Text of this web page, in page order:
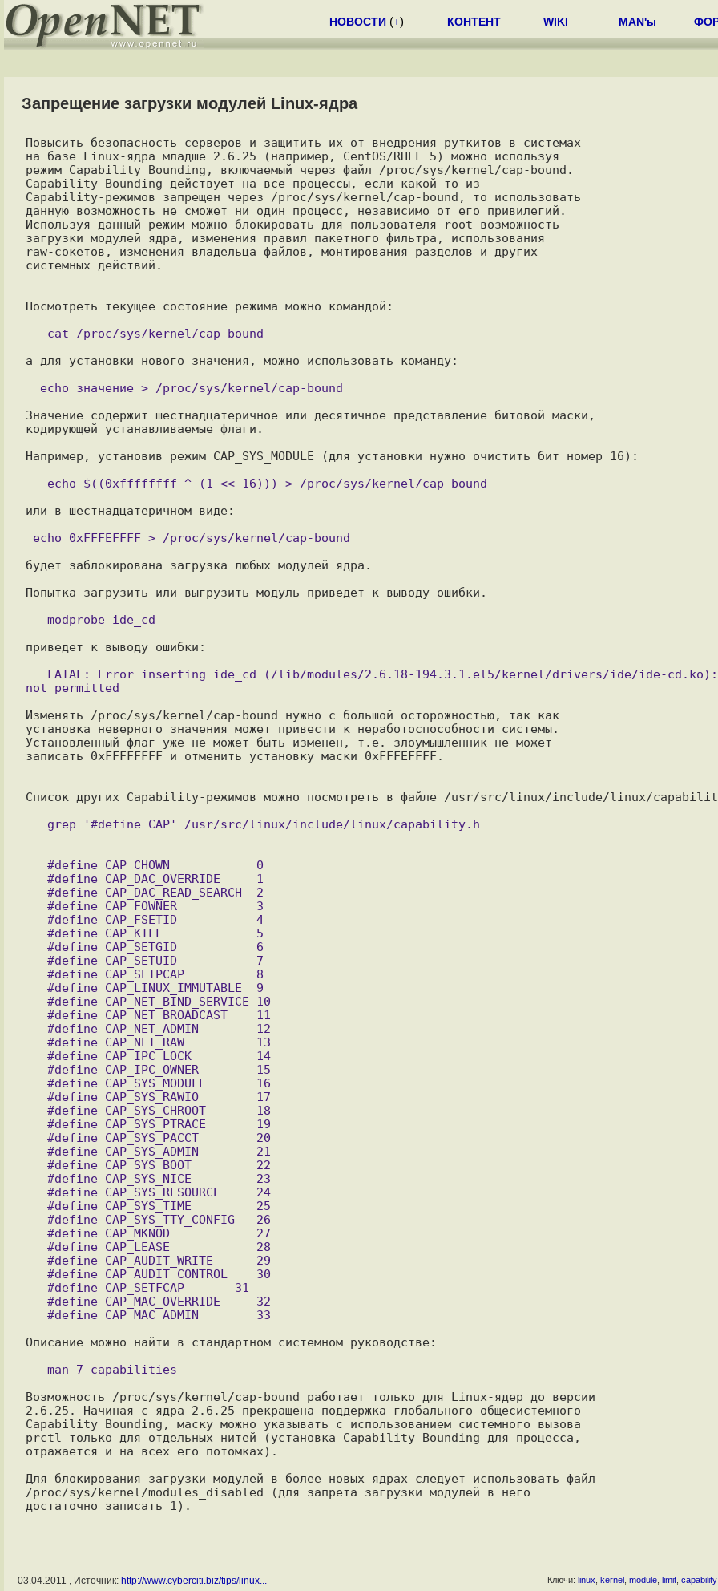
НОВОСТИ (+) КОНТЕНТ WIKI MAN'ы
Запрещение загрузки модулей Linux-ядра
Повысить безопасность серверов и защитить их от внедрения руткитов в системах
на базе Linux-ядра младше 2.6.25 (например, CentOS/RHEL 5) можно используя
режим Capability Bounding, включаемый через файл /proc/sys/kernel/cap-bound.
Capability Bounding действует на все процессы, если какой-то из
Capability-режимов запрещен через /proc/sys/kernel/cap-bound, то использовать
данную возможность не сможет ни один процесс, независимо от его привилегий.
Используя данный режим можно блокировать для пользователя root возможность
загрузки модулей ядра, изменения правил пакетного фильтра, использования
raw-сокетов, изменения владельца файлов, монтирования разделов и других
системных действий.
Посмотреть текущее состояние режима можно командой:
а для установки нового значения, можно использовать команду:
Значение содержит шестнадцатеричное или десятичное представление битовой маски,
кодирующей устанавливаемые флаги.
Например, установив режим CAP_SYS_MODULE (для установки нужно очистить бит номер 16):
или в шестнадцатеричном виде:
будет заблокирована загрузка любых модулей ядра.
Попытка загрузить или выгрузить модуль приведет к выводу ошибки.
приведет к выводу ошибки:
Изменять /proc/sys/kernel/cap-bound нужно с большой осторожностью, так как
установка неверного значения может привести к неработоспособности системы.
Установленный флаг уже не может быть изменен, т.е. злоумышленник не может
записать 0xFFFFFFFF и отменить установку маски 0xFFFEFFFF.
Список других Capability-режимов можно посмотреть в файле /usr/src/linux/include/linux/
Описание можно найти в стандартном системном руководстве:
Возможность /proc/sys/kernel/cap-bound работает только для Linux-ядер до версии
2.6.25. Начиная с ядра 2.6.25 прекращена поддержка глобального общесистемного
Capability Bounding, маску можно указывать с использованием системного вызова
prctl только для отдельных нитей (установка Capability Bounding для процесса,
отражается и на всех его потомках).
Для блокирования загрузки модулей в более новых ядрах следует использовать файл
/proc/sys/kernel/modules_disabled (для запрета загрузки модулей в него
03.04.2011 , Источник: http://www.cyberciti.biz/tips/linux... Ключи: linux kernel module limit capability